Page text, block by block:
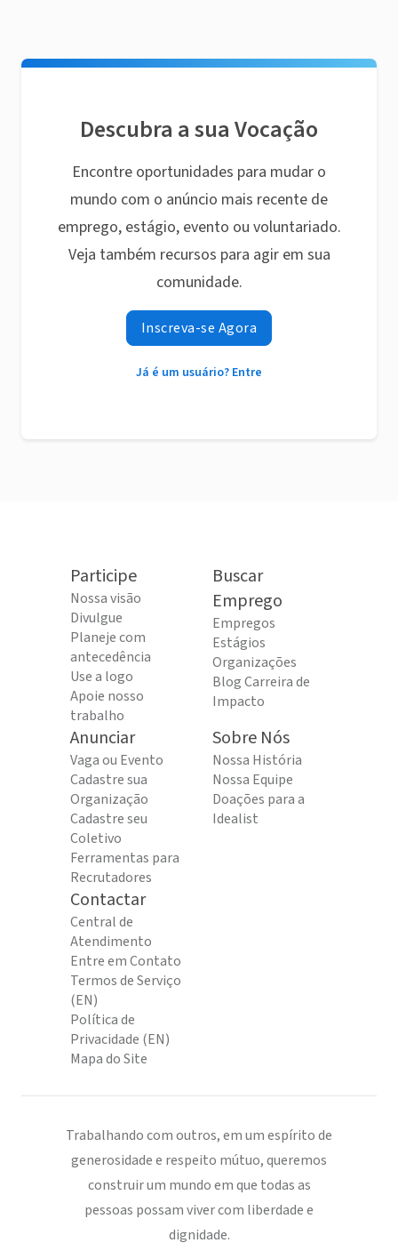
Descubra a sua Vocação
Encontre oportunidades para mudar o
mundo com o anúncio mais recente de
emprego, estágio, evento ou voluntariado.
Veja também recursos para agir em sua
comunidade.
Inscreva-se Agora
Já é um usuário? Entre
Participe
Nossa visão
Divulgue
Planeje com
antecedência
Use a logo
Apoie nosso
trabalho
Buscar
Emprego
Empregos
Estágios
Organizações
Blog Carreira de
Impacto
Anunciar
Vaga ou Evento
Cadastre sua
Organização
Cadastre seu
Coletivo
Ferramentas para
Recrutadores
Sobre Nós
Nossa História
Nossa Equipe
Doações para a
Idealist
Contactar
Central de
Atendimento
Entre em Contato
Termos de Serviço
(EN)
Política de
Privacidade (EN)
Mapa do Site
Trabalhando com outros, em um espírito de
generosidade e respeito mútuo, queremos
construir um mundo em que todas as
pessoas possam viver com liberdade e
dignidade.